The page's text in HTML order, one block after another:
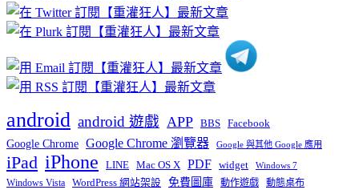
分
類
android android 遊戲 APP BBS Facebook
Google Chrome Google Chrome 瀏覽器 Google 與其他 Google 應用
iPad iPhone LINE Mac OS X PDF widget Windows 7
Windows Vista WordPress 網站架設 免費圖庫 動作遊戲 動態桌布